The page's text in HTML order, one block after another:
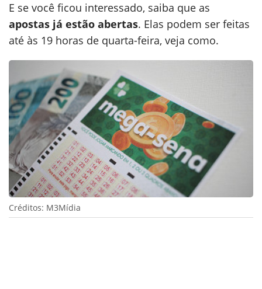
E se você ficou interessado, saiba que as
apostas já estão abertas. Elas podem ser feitas
até às 19 horas de quarta-feira, veja como.
Créditos: M3Mídia